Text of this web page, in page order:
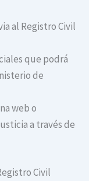
al Registro Civil
que podrá
de
web o
a través de
Civil